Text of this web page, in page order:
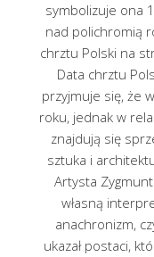
symbolizuje ona
nad polichromią
chrztu Polski na
Data chrztu
przyjmuje się, że
roku, jednak w
znajdują się
sztuka i
Artysta
własną
anachronizm,
ukazał postaci,